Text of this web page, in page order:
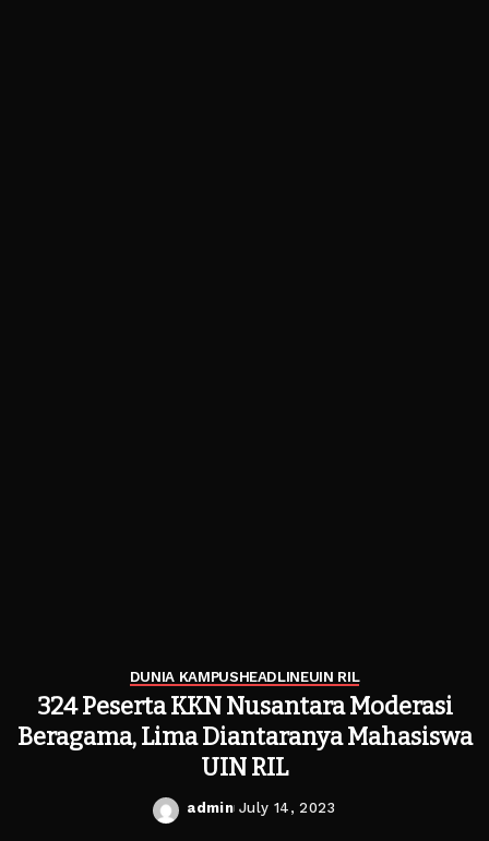
DUNIA KAMPUSHEADLINEUIN RIL
324 Peserta KKN Nusantara Moderasi
Beragama, Lima Diantaranya Mahasiswa
UIN RIL
Posted
admin July 14, 2023